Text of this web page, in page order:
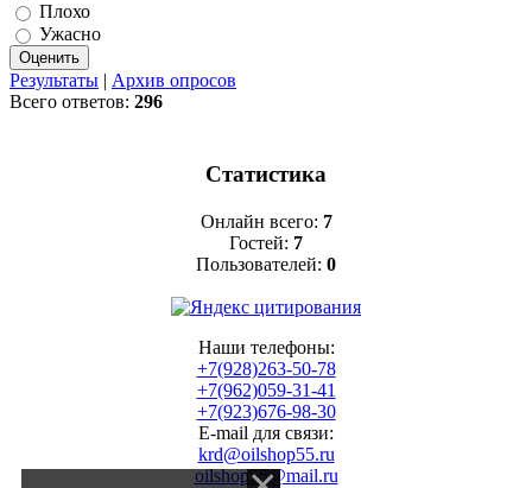
Плохо
Ужасно
Результаты | Архив опросов
Всего ответов: 296
Статистика
Онлайн всего: 7
Гостей: 7
Пользователей: 0
Наши телефоны:
+7(928)263-50-78
+7(962)059-31-41
+7(923)676-98-30
E-mail для связи:
krd@oilshop55.ru
oilshop55@mail.ru